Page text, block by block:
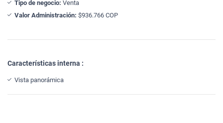
Tipo de negocio: Venta
Valor Administración: $936.766 COP
Características interna :
Vista panorámica